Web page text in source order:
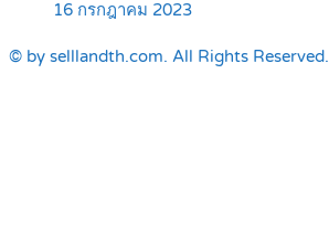
16 กรกฎาคม 2023
© by selllandth.com. All Rights Reserved.